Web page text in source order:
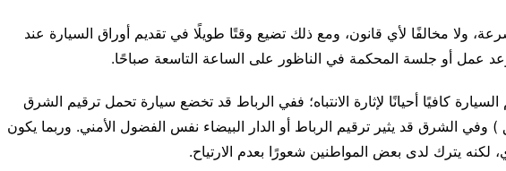
ولا مخالفًا لأي قانون، ومع ذلك تضيع وقتًا طويلًا في تقديم أوراق السيارة عند
عمل أو جلسة المحكمة في الناظور على الساعة التاسعة صباحًا.
كافيًا أحيانًا لإثارة الانتباه؛ ففي الرباط قد تخضع سيارة تحمل ترقيم الشرق
وفي الشرق قد يثير ترقيم الرباط أو الدار البيضاء نفس الفضول الأمني. وربما يكون
لكنه يترك لدى بعض المواطنين شعورًا بعدم الارتياح.